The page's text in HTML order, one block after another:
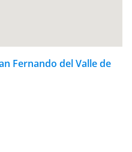
Fernando del Valle de